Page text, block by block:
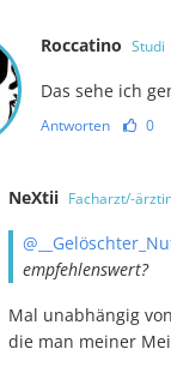
Roccatino Studi
Das sehe ich
Antworten 0
NeXtii Facharzt/-
empfehlenswert?
Mal unabhängig
die man meiner